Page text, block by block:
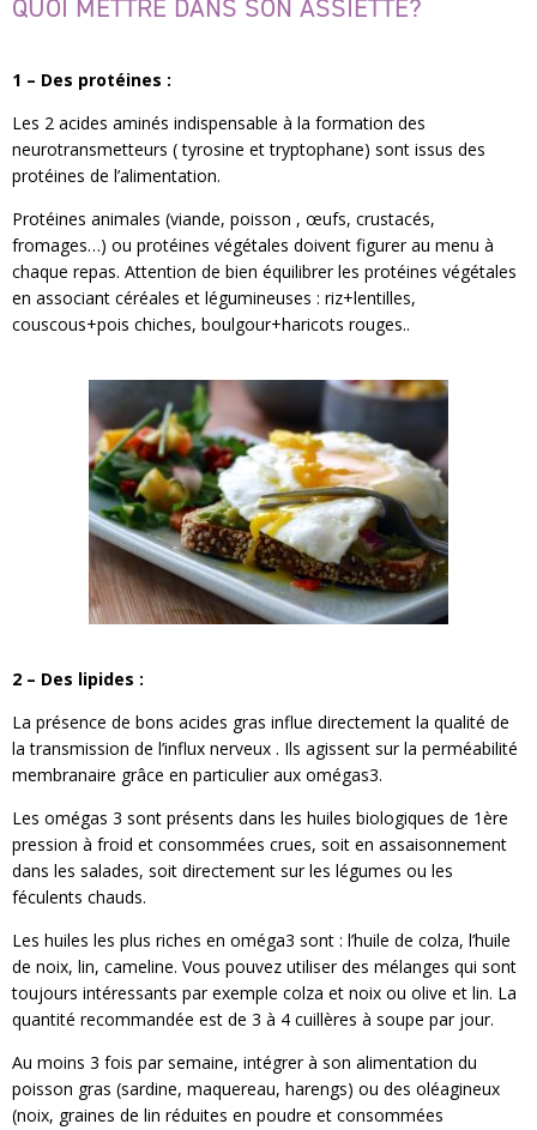
QUOI METTRE DANS SON ASSIETTE?
1 – Des protéines :
Les 2 acides aminés indispensable à la formation des
neurotransmetteurs ( tyrosine et tryptophane) sont issus des
protéines de l’alimentation.
Protéines animales (viande, poisson , œufs, crustacés,
fromages…) ou protéines végétales doivent figurer au menu à
chaque repas. Attention de bien équilibrer les protéines végétales
en associant céréales et légumineuses : riz+lentilles,
couscous+pois chiches, boulgour+haricots rouges..
2 – Des lipides :
La présence de bons acides gras influe directement la qualité de
la transmission de l’influx nerveux . Ils agissent sur la perméabilité
membranaire grâce en particulier aux omégas3.
Les omégas 3 sont présents dans les huiles biologiques de 1ère
pression à froid et consommées crues, soit en assaisonnement
dans les salades, soit directement sur les légumes ou les
féculents chauds.
Les huiles les plus riches en oméga3 sont : l’huile de colza, l’huile
de noix, lin, cameline. Vous pouvez utiliser des mélanges qui sont
toujours intéressants par exemple colza et noix ou olive et lin. La
quantité recommandée est de 3 à 4 cuillères à soupe par jour.
Au moins 3 fois par semaine, intégrer à son alimentation du
poisson gras (sardine, maquereau, harengs) ou des oléagineux
(noix, graines de lin réduites en poudre et consommées